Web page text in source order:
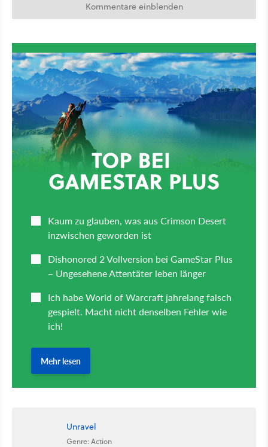
Kommentare einblenden
Unravel
Genre: Action